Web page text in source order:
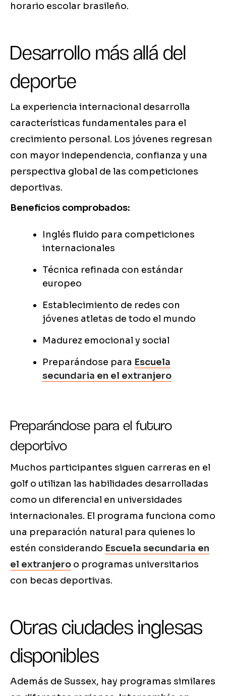
horario escolar brasileño.
Desarrollo más allá del
deporte
La experiencia internacional desarrolla
características fundamentales para el
crecimiento personal. Los jóvenes regresan
con mayor independencia, confianza y una
perspectiva global de las competiciones
deportivas.
Beneficios comprobados:
Inglés fluido para competiciones
internacionales
Técnica refinada con estándar
europeo
Establecimiento de redes con
jóvenes atletas de todo el mundo
Madurez emocional y social
Preparándose para Escuela
secundaria en el extranjero
Preparándose para el futuro
deportivo
Muchos participantes siguen carreras en el
golf o utilizan las habilidades desarrolladas
como un diferencial en universidades
internacionales. El programa funciona como
una preparación natural para quienes lo
estén considerando Escuela secundaria en
el extranjero o programas universitarios
con becas deportivas.
Otras ciudades inglesas
disponibles
Además de Sussex, hay programas similares